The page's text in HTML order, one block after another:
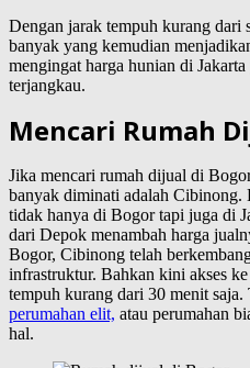
Dengan jarak tempuh kurang dari
banyak yang kemudian
mengingat harga hunian di
terjangkau.
Mencari Rumah
Jika mencari rumah dijual di
banyak diminati adalah Cibinong.
tidak hanya di Bogor tapi juga di
dari Depok menambah harga
Bogor, Cibinong telah
infrastruktur. Bahkan kini akses
tempuh kurang dari 30 menit saja.
perumahan elit, atau perumahan
hal.